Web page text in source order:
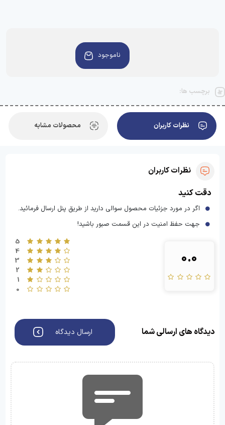
ناموجود
برچسب ها:
نظرات کاربران محصولات مشابه
نظرات کاربران
دقت کنید
اگر در مورد جزئیات محصول سوالی دارید از طریق پنل ارسال فرمائید.
جهت حفظ امنیت در این قسمت صبور باشید!
0.0
5
4
3
2
1
0
دیدگاه های ارسالی شما ارسال دیدگاه